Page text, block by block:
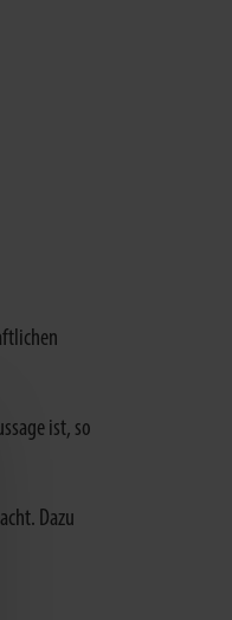
ist, so
Dazu